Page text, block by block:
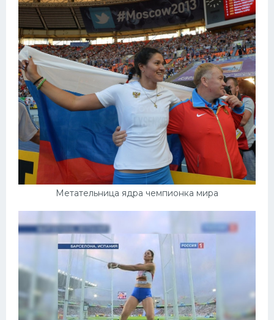
Метательница ядра чемпионка мира